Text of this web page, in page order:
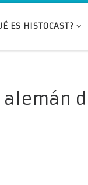
ES HISTOCAST?